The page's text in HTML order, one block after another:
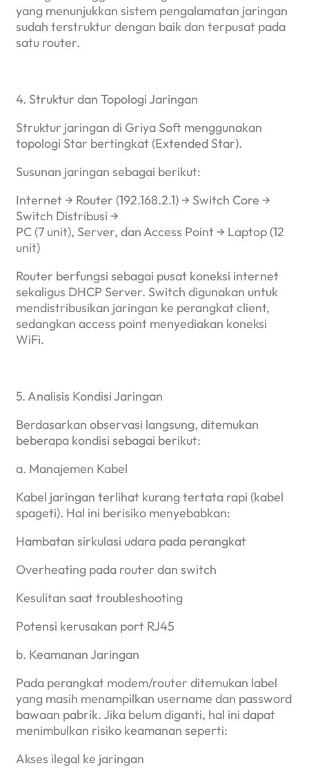
yang menunjukkan sistem pengalamatan jaringan
sudah terstruktur dengan baik dan terpusat pada
satu router.
4. Struktur dan Topologi Jaringan
Struktur jaringan di Griya Soft menggunakan
topologi Star bertingkat (Extended Star).
Susunan jaringan sebagai berikut:
Internet → Router (192.168.2.1) → Switch Core →
Switch Distribusi →
PC (7 unit), Server, dan Access Point → Laptop (12
unit)
Router berfungsi sebagai pusat koneksi internet
sekaligus DHCP Server. Switch digunakan untuk
mendistribusikan jaringan ke perangkat client,
sedangkan access point menyediakan koneksi
WiFi.
5. Analisis Kondisi Jaringan
Berdasarkan observasi langsung, ditemukan
beberapa kondisi sebagai berikut:
a. Manajemen Kabel
Kabel jaringan terlihat kurang tertata rapi (kabel
spageti). Hal ini berisiko menyebabkan:
Hambatan sirkulasi udara pada perangkat
Overheating pada router dan switch
Kesulitan saat troubleshooting
Potensi kerusakan port RJ45
b. Keamanan Jaringan
Pada perangkat modem/router ditemukan label
yang masih menampilkan username dan password
bawaan pabrik. Jika belum diganti, hal ini dapat
menimbulkan risiko keamanan seperti:
Akses ilegal ke jaringan